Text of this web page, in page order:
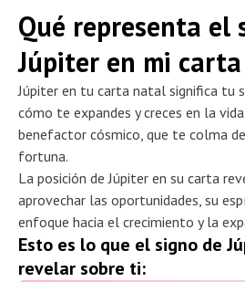
Qué representa el
Júpiter en mi
Júpiter en tu carta natal significa tu
cómo te expandes y creces en la
benefactor cósmico, que te colma
fortuna.
La posición de Júpiter en su carta
aprovechar las oportunidades, su
enfoque hacia el crecimiento y la
Esto es lo que el signo de
revelar sobre ti: